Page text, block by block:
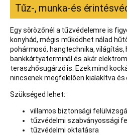
Tűz-, munka-és
Egy sörözőnél a tűzvédelemre is
konyhád, mégis működhet nálad
pohármosó, hangtechnika,
bankkártyaterminál és akár
teraszhősugárzó is. Ezek mind
nincsenek megfelelően kialakítva és
Szükséged lehet:
villamos biztonsági
tűzvédelmi szabványossági
tűzvédelmi oktatásra